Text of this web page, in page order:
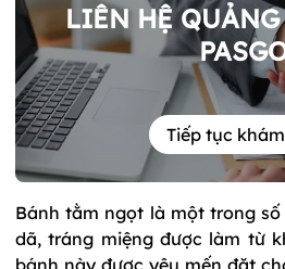
LIÊN HỆ
Tiếp tục
Bánh tằm ngọt là một trong
dã, tráng miệng được làm từ
bánh này được yêu mến đặt